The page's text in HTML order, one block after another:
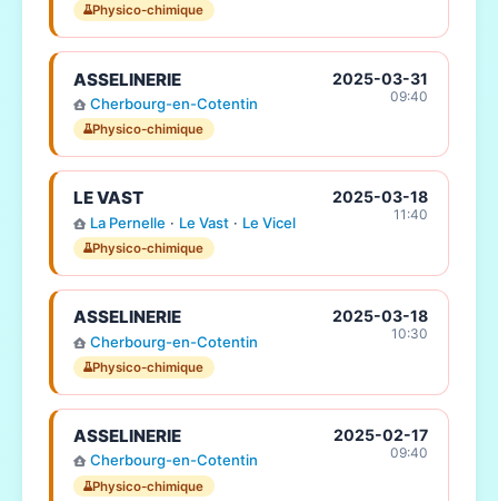
Physico-chimique
ASSELINERIE
Cherbourg-en-Cotentin
Physico-chimique
2025-03-31
09:40
LE VAST
La Pernelle · Le Vast· Le Vicel
Physico-chimique
2025-03-18
11:40
ASSELINERIE
Cherbourg-en-Cotentin
Physico-chimique
2025-03-18
10:30
ASSELINERIE
Cherbourg-en-Cotentin
Physico-chimique
2025-02-17
09:40